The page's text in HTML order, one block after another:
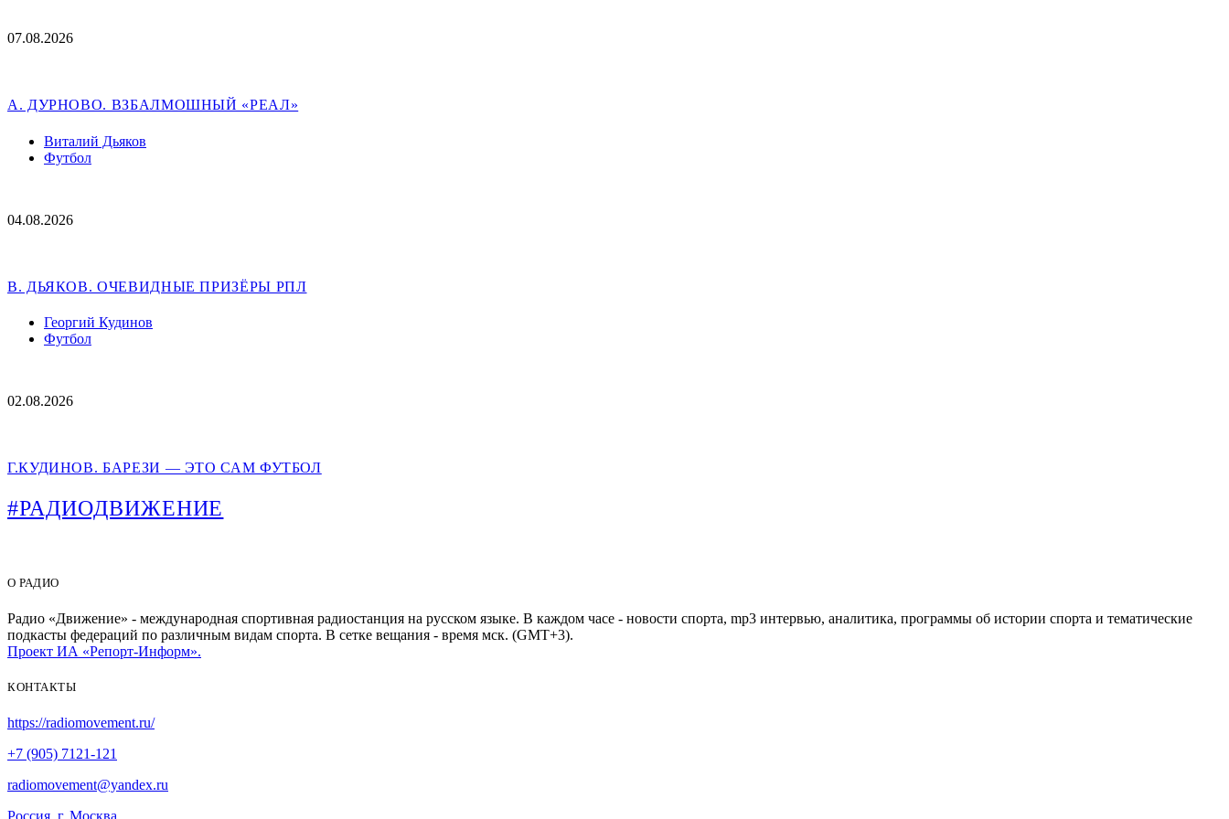
07.08.2026
А. ДУРНОВО. ВЗБАЛМОШНЫЙ «РЕАЛ»
Виталий Дьяков
Футбол
04.08.2026
В. ДЬЯКОВ. ОЧЕВИДНЫЕ ПРИЗЁРЫ РПЛ
Георгий Кудинов
Футбол
02.08.2026
Г.КУДИНОВ. БАРЕЗИ — ЭТО САМ ФУТБОЛ
#РАДИОДВИЖЕНИЕ
О РАДИО
Радио «Движение» - международная спортивная радиостанция на русском языке. В каждом часе - новости спорта, mp3 интервью, аналитика, программы об истории спорта и тематические
подкасты федераций по различным видам спорта. В сетке вещания - время мск. (GMT+3).
Проект ИА «Репорт-Информ».
КОНТАКТЫ
https://radiomovement.ru/
+7 (905) 7121-121
radiomovement@yandex.ru